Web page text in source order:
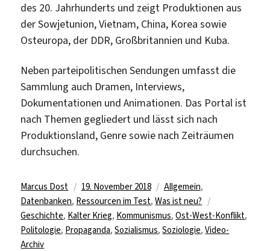
des 20. Jahrhunderts und zeigt Produktionen aus
der Sowjetunion, Vietnam, China, Korea sowie
Osteuropa, der DDR, Großbritannien und Kuba.
Neben parteipolitischen Sendungen umfasst die
Sammlung auch Dramen, Interviews,
Dokumentationen und Animationen. Das Portal ist
nach Themen gegliedert und lässt sich nach
Produktionsland, Genre sowie nach Zeiträumen
durchsuchen.
Autor
Marcus Dost
Veröffentlicht
am
19. November 2018 Kategorien
Allgemein,
Datenbanken, Ressourcen im Test,Was ist neu?
Geschichte, Kalter Krieg, Kommunismus,Ost-West-Konflikt,
Politologie, Propaganda,Sozialismus,Soziologie,Video-
Archiv